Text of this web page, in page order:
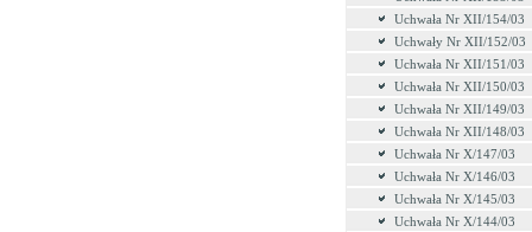
Uchwała Nr XII/154/03
Uchwały Nr XII/152/03
Uchwała Nr XII/151/03
Uchwała Nr XII/150/03
Uchwała Nr XII/149/03
Uchwała Nr XII/148/03
Uchwała Nr X/147/03
Uchwała Nr X/146/03
Uchwała Nr X/145/03
Uchwała Nr X/144/03